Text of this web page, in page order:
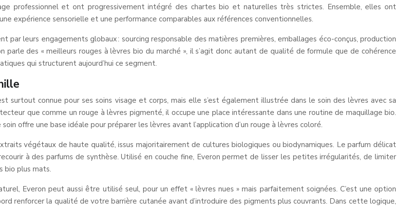
professionnel et ont progressivement intégré des chartes bio et naturelles très strictes. Ensemble, elles ont
expérience sensorielle et une performance comparables aux références conventionnelles.
par leurs engagements globaux : sourcing responsable des matières premières, emballages éco-conçus, production
parle des « meilleurs rouges à lèvres bio du marché », il s’agit donc autant de qualité de formule que de cohérence
qui structurent aujourd’hui ce segment.
connue pour ses soins visage et corps, mais elle s’est également illustrée dans le soin des lèvres avec sa
que comme un rouge à lèvres pigmenté, il occupe une place intéressante dans une routine de maquillage bio.
offre une base idéale pour préparer les lèvres avant l’application d’un rouge à lèvres coloré.
végétaux de haute qualité, issus majoritairement de cultures biologiques ou biodynamiques. Le parfum délicat
à des parfums de synthèse. Utilisé en couche fine, Everon permet de lisser les petites irrégularités, de limiter
bio plus mats.
Everon peut aussi être utilisé seul, pour un effet « lèvres nues » mais parfaitement soignées. C’est une option
renforcer la qualité de votre barrière cutanée avant d’introduire des pigments plus couvrants. Dans cette logique,